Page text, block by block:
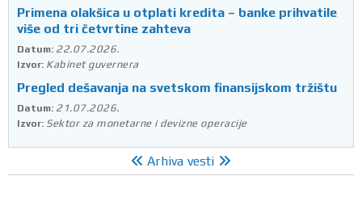
Primena olakšica u otplati kredita – banke prihvatile
više od tri četvrtine zahteva
Datum: 22.07.2026.
Izvor: Kabinet guvernera
Pregled dešavanja na svetskom finansijskom tržištu
Datum: 21.07.2026.
Izvor: Sektor za monetarne i devizne operacije
Arhiva vesti